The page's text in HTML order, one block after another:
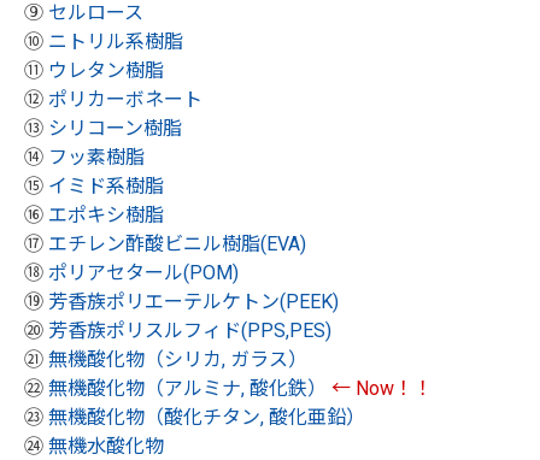
⑨ セルロース
⑩ ニトリル系樹脂
⑪ ウレタン樹脂
⑫ ポリカーボネート
⑬ シリコーン樹脂
⑭ フッ素樹脂
⑮ イミド系樹脂
⑯ エポキシ樹脂
⑰ エチレン酢酸ビニル樹脂(EVA)
⑱ ポリアセタール(POM)
⑲ 芳香族ポリエーテルケトン(PEEK)
⑳ 芳香族ポリスルフィド(PPS,PES)
㉑ 無機酸化物（シリカ, ガラス）
㉒ 無機酸化物（アルミナ, 酸化鉄）
← Now！！
㉓ 無機酸化物（酸化チタン, 酸化亜鉛）
㉔ 無機水酸化物